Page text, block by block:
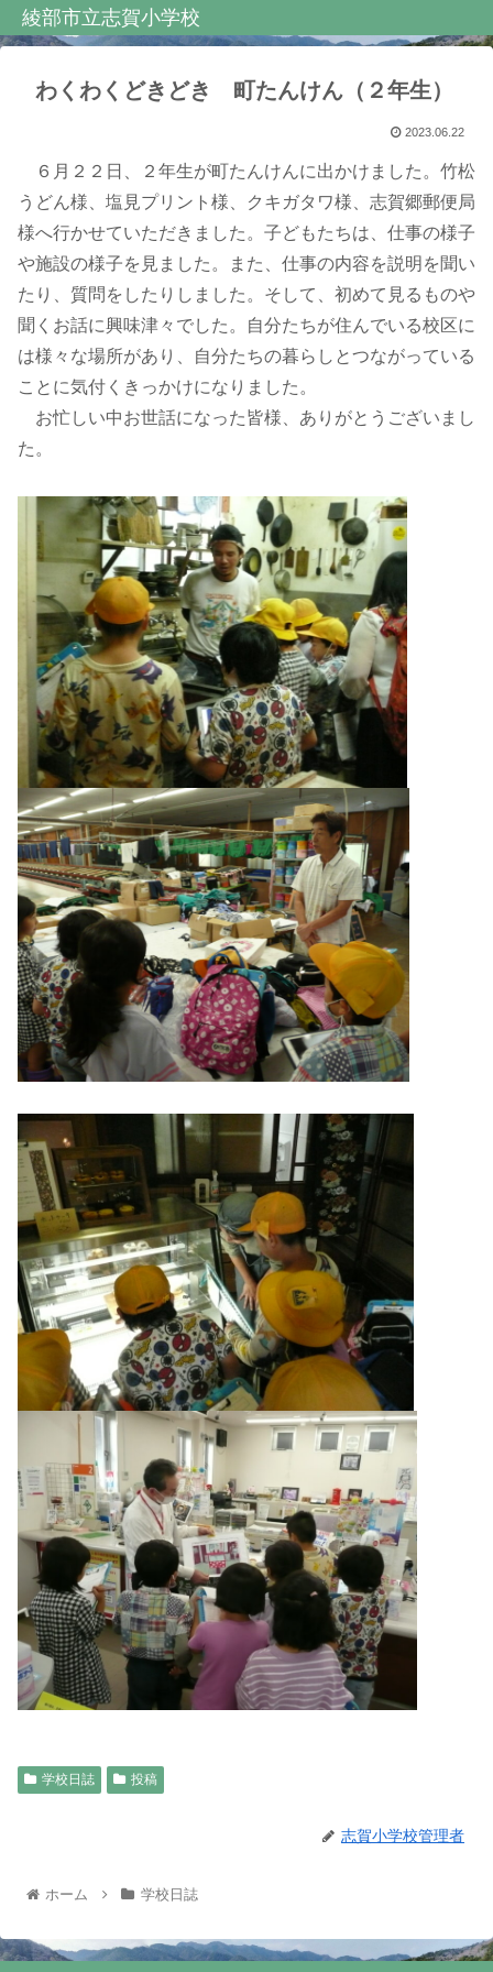
綾部市立志賀小学校
わくわくどきどき 町たんけん（２年生）
2023.06.22
６月２２日、２年生が町たんけんに出かけました。竹松
うどん様、塩見プリント様、クキガタワ様、志賀郷郵便局
様へ行かせていただきました。子どもたちは、仕事の様子
や施設の様子を見ました。また、仕事の内容を説明を聞い
たり、質問をしたりしました。そして、初めて見るものや
聞くお話に興味津々でした。自分たちが住んでいる校区に
は様々な場所があり、自分たちの暮らしとつながっている
ことに気付くきっかけになりました。
お忙しい中お世話になった皆様、ありがとうございまし
た。
学校日誌 投稿
志賀小学校管理者
ホーム 学校日誌